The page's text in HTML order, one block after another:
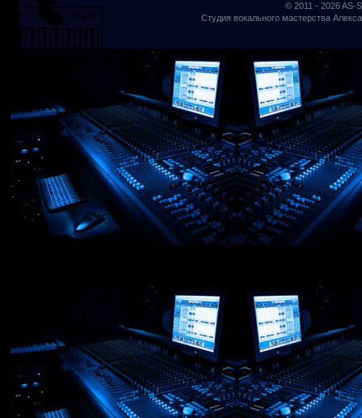
© 2011 - 2026AS-
Студия вокального мастерства